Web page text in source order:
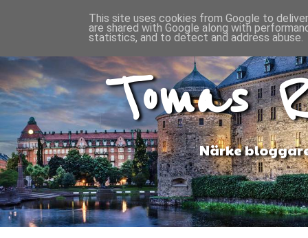
Tomas
Närke
This site uses cookies from Google to
are shared with Google along with
statistics, and to detect and address abuse.